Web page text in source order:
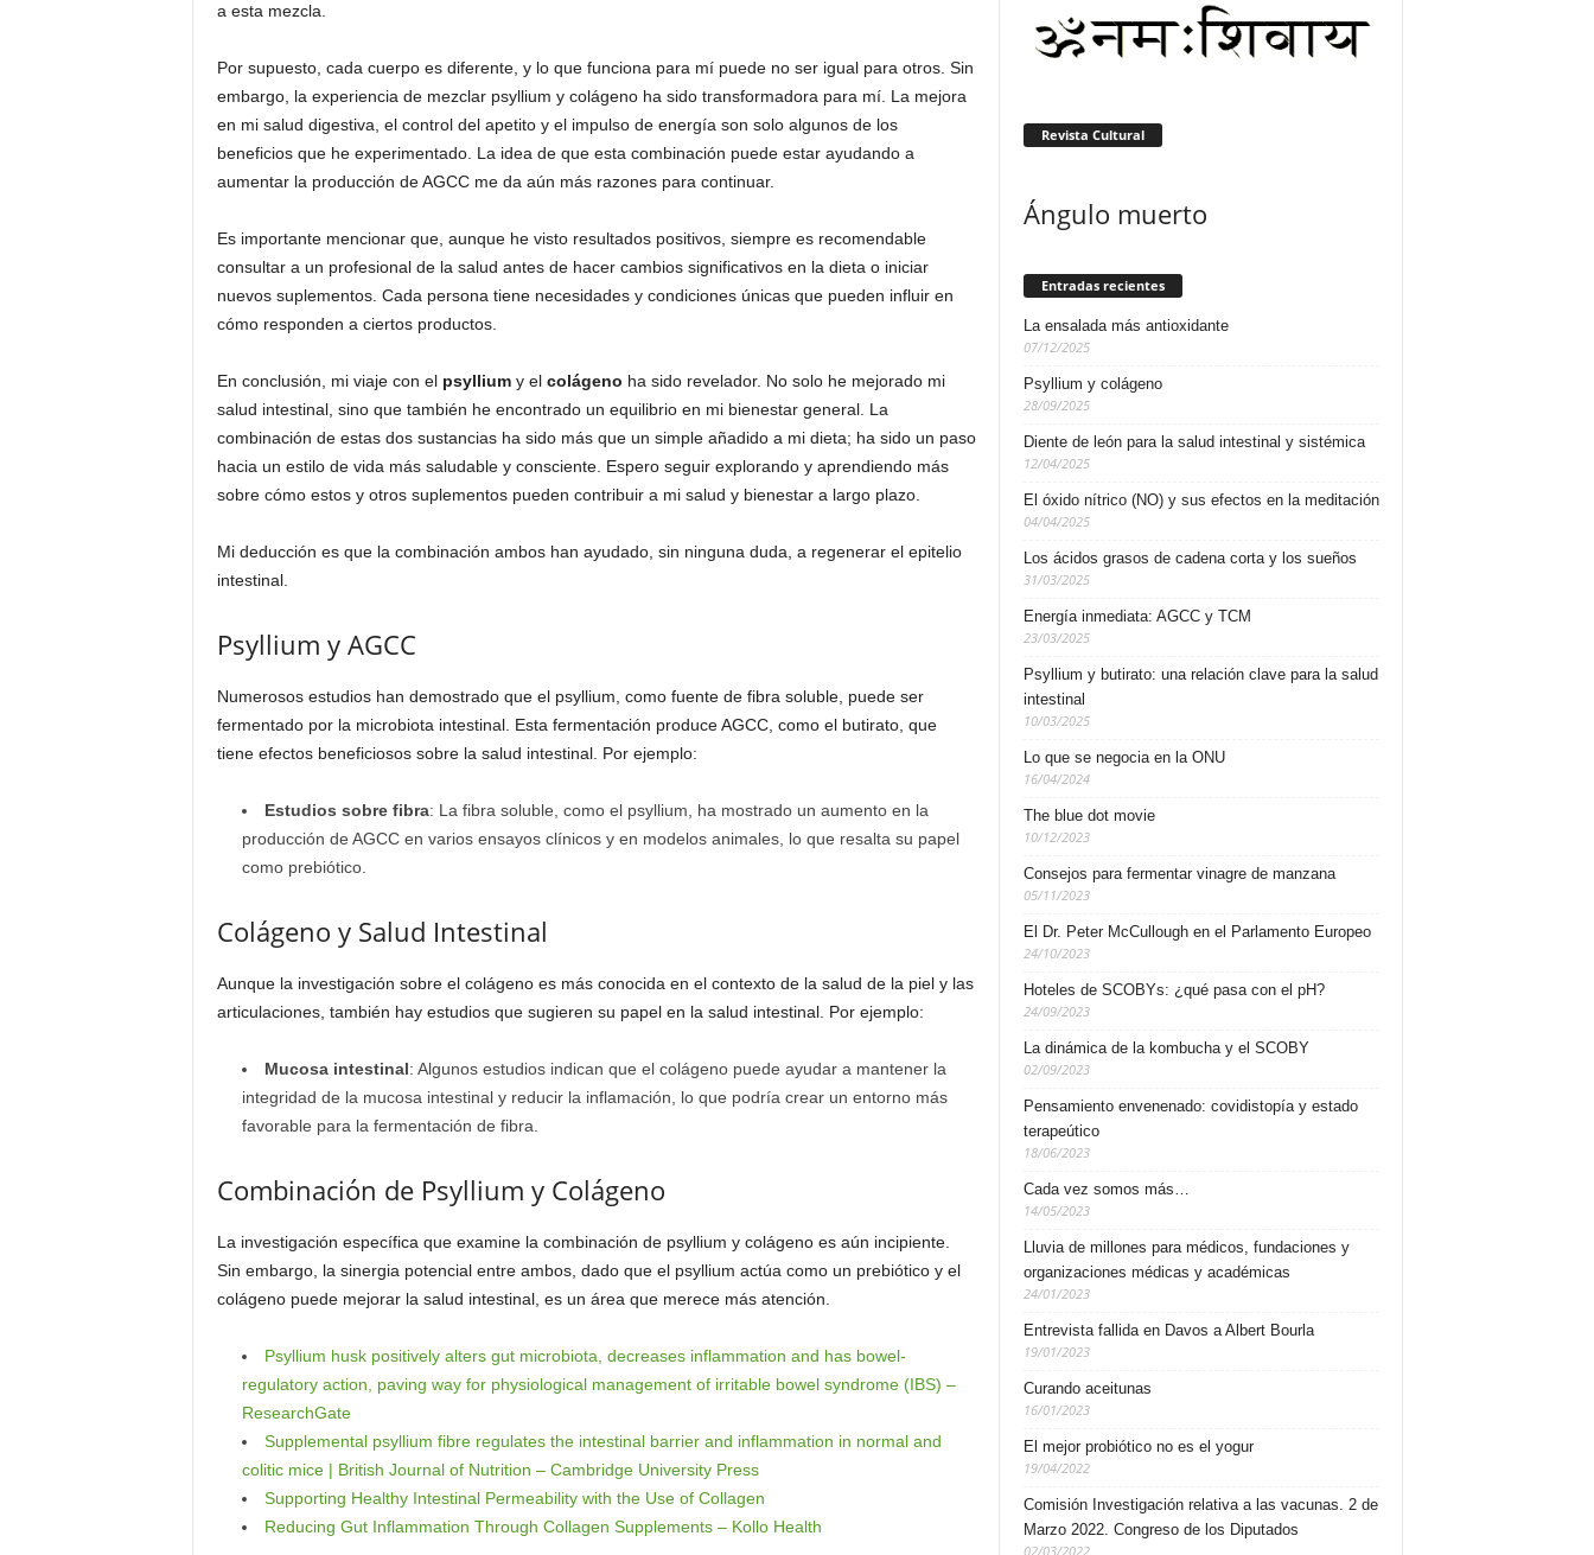
a esta mezcla.
Por supuesto, cada cuerpo es diferente, y lo que funciona para mí puede no ser igual para otros. Sin
embargo, la experiencia de mezclar psyllium y colágeno ha sido transformadora para mí. La mejora
en mi salud digestiva, el control del apetito y el impulso de energía son solo algunos de los
beneficios que he experimentado. La idea de que esta combinación puede estar ayudando a
aumentar la producción de AGCC me da aún más razones para continuar.
Es importante mencionar que, aunque he visto resultados positivos, siempre es recomendable
consultar a un profesional de la salud antes de hacer cambios significativos en la dieta o iniciar
nuevos suplementos. Cada persona tiene necesidades y condiciones únicas que pueden influir en
cómo responden a ciertos productos.
En conclusión, mi viaje con el psylliumy el colágeno ha sido revelador. No solo he mejorado mi
salud intestinal, sino que también he encontrado un equilibrio en mi bienestar general. La
combinación de estas dos sustancias ha sido más que un simple añadido a mi dieta; ha sido un paso
hacia un estilo de vida más saludable y consciente. Espero seguir explorando y aprendiendo más
sobre cómo estos y otros suplementos pueden contribuir a mi salud y bienestar a largo plazo.
Mi deducción es que la combinación ambos han ayudado, sin ninguna duda, a regenerar el epitelio
intestinal.
Psyllium y AGCC
Numerosos estudios han demostrado que el psyllium, como fuente de fibra soluble, puede ser
fermentado por la microbiota intestinal. Esta fermentación produce AGCC, como el butirato, que
tiene efectos beneficiosos sobre la salud intestinal. Por ejemplo:
Estudios sobre fibra: La fibra soluble, como el psyllium, ha mostrado un aumento en la
producción de AGCC en varios ensayos clínicos y en modelos animales, lo que resalta su papel
como prebiótico.
Colágeno y Salud Intestinal
Aunque la investigación sobre el colágeno es más conocida en el contexto de la salud de la piel y las
articulaciones, también hay estudios que sugieren su papel en la salud intestinal. Por ejemplo:
Mucosa intestinal: Algunos estudios indican que el colágeno puede ayudar a mantener la
integridad de la mucosa intestinal y reducir la inflamación, lo que podría crear un entorno más
favorable para la fermentación de fibra.
Combinación de Psyllium y Colágeno
La investigación específica que examine la combinación de psyllium y colágeno es aún incipiente.
Sin embargo, la sinergia potencial entre ambos, dado que el psyllium actúa como un prebiótico y el
colágeno puede mejorar la salud intestinal, es un área que merece más atención.
Psyllium husk positively alters gut microbiota, decreases inflammation and has bowel-
regulatory action, paving way for physiological management of irritable bowel syndrome (IBS) –
ResearchGate
Supplemental psyllium fibre regulates the intestinal barrier and inflammation in normal and
colitic mice | British Journal of Nutrition – Cambridge University Press
Supporting Healthy Intestinal Permeability with the Use of Collagen
Reducing Gut Inflammation Through Collagen Supplements – Kollo Health
Revista Cultural
Ángulo muerto
Entradas recientes
La ensalada más antioxidante
07/12/2025
Psyllium y colágeno
28/09/2025
Diente de león para la salud intestinal y sistémica
12/04/2025
El óxido nítrico (NO) y sus efectos en la meditación
04/04/2025
Los ácidos grasos de cadena corta y los sueños
31/03/2025
Energía inmediata: AGCC y TCM
23/03/2025
Psyllium y butirato: una relación clave para la salud
intestinal
10/03/2025
Lo que se negocia en la ONU
16/04/2024
The blue dot movie
10/12/2023
Consejos para fermentar vinagre de manzana
05/11/2023
El Dr. Peter McCullough en el Parlamento Europeo
24/10/2023
Hoteles de SCOBYs: ¿qué pasa con el pH?
24/09/2023
La dinámica de la kombucha y el SCOBY
02/09/2023
Pensamiento envenenado: covidistopía y estado
terapeútico
18/06/2023
Cada vez somos más…
14/05/2023
Lluvia de millones para médicos, fundaciones y
organizaciones médicas y académicas
24/01/2023
Entrevista fallida en Davos a Albert Bourla
19/01/2023
Curando aceitunas
16/01/2023
El mejor probiótico no es el yogur
19/04/2022
Comisión Investigación relativa a las vacunas. 2 de
Marzo 2022. Congreso de los Diputados
02/03/2022